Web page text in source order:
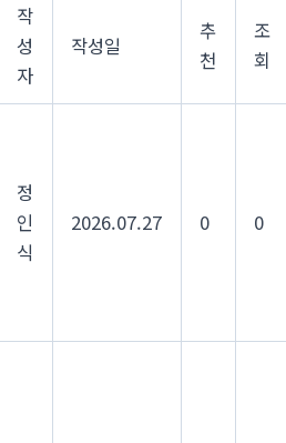
작
성
자
작성일
추
천
조
회
정
인
식
2026.07.27 0 0